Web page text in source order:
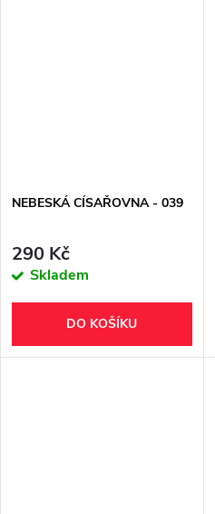
NEBESKÁ CÍSAŘOVNA - 039
290 Kč
Skladem
DO KOŠÍKU